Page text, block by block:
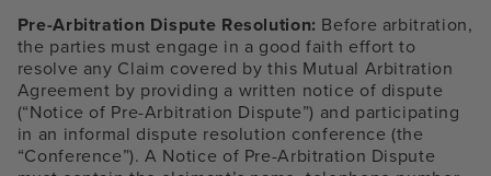
Pre-Arbitration Dispute Resolution: Before arbitration,
the parties must engage in a good faith effort to
resolve any Claim covered by this Mutual Arbitration
Agreement by providing a written notice of dispute
(“Notice of Pre-Arbitration Dispute”) and participating
in an informal dispute resolution conference (the
“Conference”). A Notice of Pre-Arbitration Dispute